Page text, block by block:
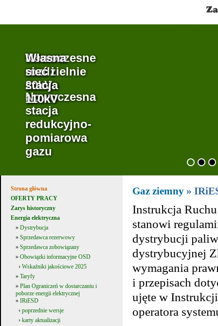
Własna
sieć i
stacja
110kV
Nowoczesne
rozdzielnie
20kV
Nowoczesna
stacja
redukcyjno-
pomiarowa
gazu
Własna
sieć i
stacja
110kV
Strona główna
OFERTY PRACY
Zarys historyczny
Energia elektryczna
» Dystrybucja
» Sprzedawca rezerwowy
» Sprzedawca zobowiązany
» Obowiązki informacyjne OSD
› Wskaźniki jakościowe 2025
» Taryfy
» Plan Ograniczeń w dostarczaniu i
poborze energii elektrycznej
» IRiESD
› poprzednie wersje
› karty aktualizacji
Gaz ziemny »
Instrukcja
stanowi
dystrybucji
dystrybucyjnej
wymagania
i przepisach
ujęte w
operatora